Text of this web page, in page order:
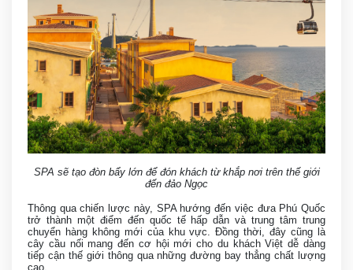
SPA sẽ tạo đòn bẩy lớn để đón khách từ khắp nơi trên thế giới
đến đảo Ngọc
Thông qua chiến lược này, SPA hướng đến việc đưa Phú Quốc
trở thành một điểm đến quốc tế hấp dẫn và trung tâm trung
chuyển hàng không mới của khu vực. Đồng thời, đây cũng là
cây cầu nối mang đến cơ hội mới cho du khách Việt dễ dàng
tiếp cận thế giới thông qua những đường bay thẳng chất lượng
cao.